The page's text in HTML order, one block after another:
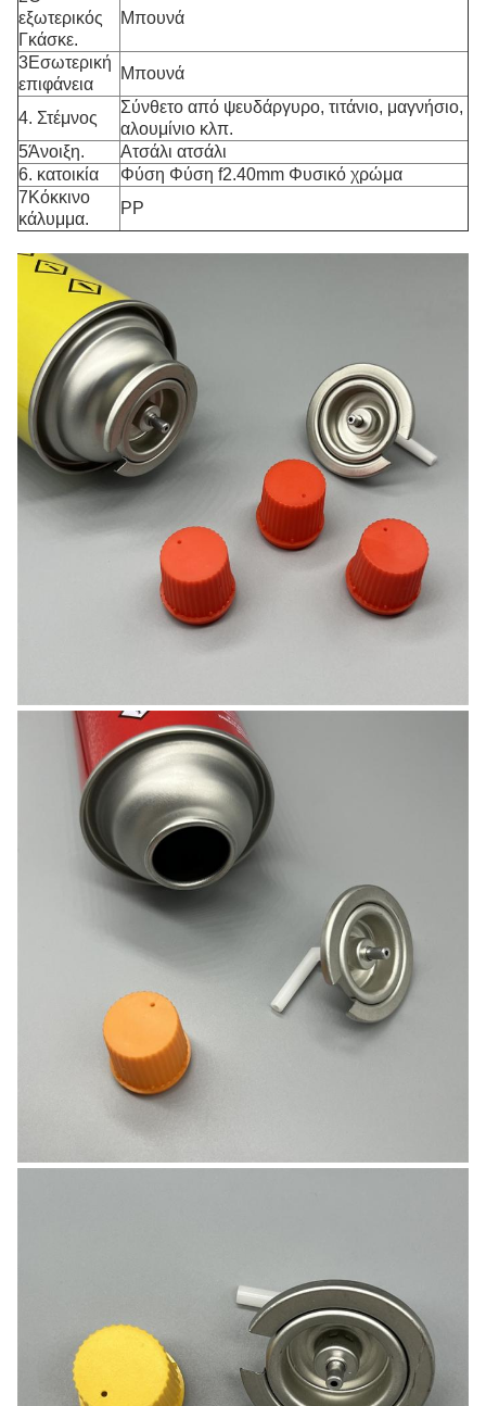
εξωτερικός
Γκάσκε.
Μπουνά
3Εσωτερική
επιφάνεια
Μπουνά
4. Στέμνος
Σύνθετο από ψευδάργυρο, τιτάνιο, μαγνήσιο,
αλουμίνιο κλπ.
5Άνοιξη.
Ατσάλι ατσάλι
6. κατοικία
Φύση Φύση f2.40mm Φυσικό χρώμα
7Κόκκινο
κάλυμμα.
PP